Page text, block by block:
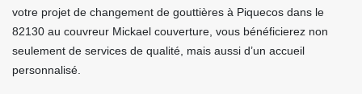
votre projet de changement de gouttières à Piquecos dans le
82130 au couvreur Mickael couverture, vous bénéficierez non
seulement de services de qualité, mais aussi d’un accueil
personnalisé.